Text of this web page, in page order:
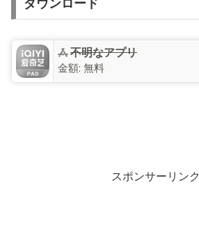
ダウンロード
不明なアプリ
金額: 無料
スポンサーリンク